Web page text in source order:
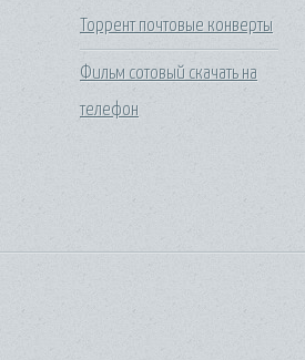
Торрент почтовые конверты
Фильм сотовый скачать на
телефон